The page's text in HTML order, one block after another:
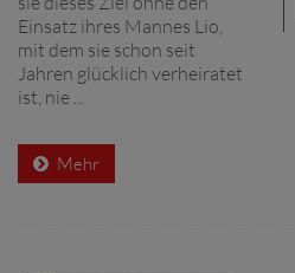
Einsatz ihres Mannes Lio,
mit dem sie schon seit
Jahren glücklich verheiratet
ist, nie ...
Mehr